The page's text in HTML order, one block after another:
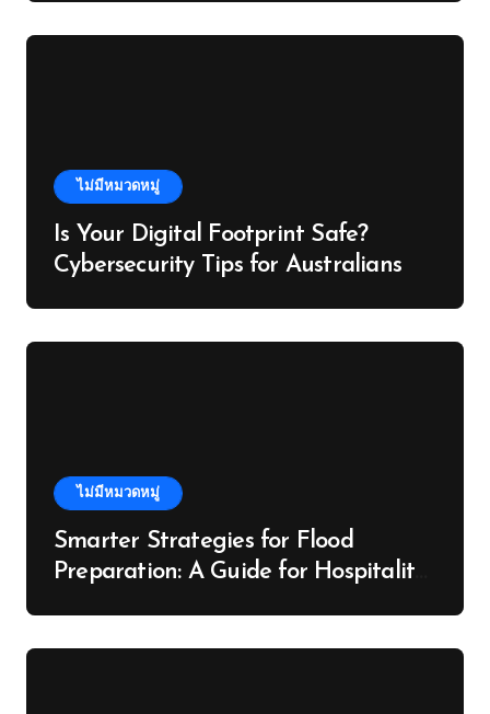
ไม่มีหมวดหมู่
Is Your Digital Footprint Safe?
Cybersecurity Tips for Australians
ไม่มีหมวดหมู่
Smarter Strategies for Flood
Preparation: A Guide for Hospitality